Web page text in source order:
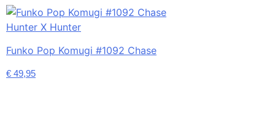
Funko Pop Komugi #1092 Chase
€ 49,95